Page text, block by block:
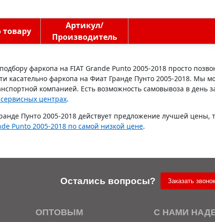
Артикул/
Производитель
фаркопа на FIAT Grande Punto 2005-2018 просто
касательно фаркопа на Фиат Гранде Пунто 2005-2018. Мы
компанией. Есть возможность самовывоза в день
центрах.
Пунто 2005-2018 действует предложение лучшей цены,
Punto 2005-2018 по самой низкой цене.
Остались вопросы? Заказать звонок
ОПТОВЫМ
С НАМИ